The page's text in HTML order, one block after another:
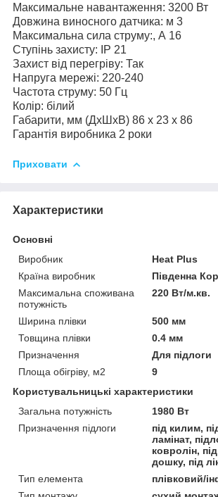
Максимальне навантаження: 3200 Вт
Довжина виносного датчика: м 3
Максимальна сила струму:, А 16
Ступінь захисту: IP 21
Захист від перегріву: Так
Напруга мережі: 220-240
Частота струму: 50 Гц
Колір: білий
Габарити, мм (ДхШхВ) 86 х 23 х 86
Гарантія виробника 2 роки
Приховати
Характеристики
Основні
Виробник
Heat Plus
Країна виробник
Південна
Максимальна споживана
потужність
220 Вт/м.кв.
Ширина плівки
500 мм
Товщина плівки
0.4 мм
Призначення
Для підлоги
Площа обігріву, м2
9
Користувальницькі характеристики
Загальна потужність
1980 Вт
Призначення підлоги
під килим,
ламінат,
ковролін,
дошку, під
Тип елемента
плівковий/